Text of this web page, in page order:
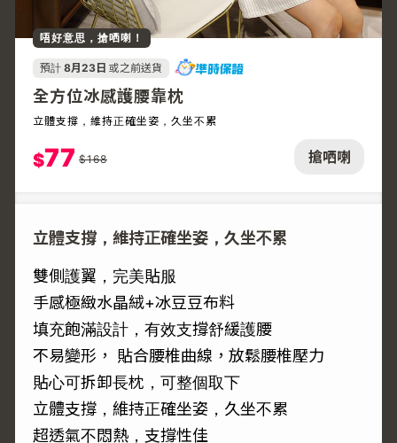
搶哂喇
唔好意思，搶哂喇！
預計 8月23日 或之前送貨
全方位冰感護腰靠枕
立體支撐，維持正確坐姿，久坐不累
$77 $168
立體支撐，維持正確坐姿，久坐不累
雙側護翼，完美貼服
手感極緻水晶絨+冰豆豆布料
填充飽滿設計，有效支撐舒緩護腰
不易變形， 貼合腰椎曲線，放鬆腰椎壓力
貼心可拆卸長枕，可整個取下
立體支撐，維持正確坐姿，久坐不累
超透氣不悶熱，支撐性佳